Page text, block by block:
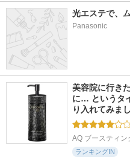
Panasonic
美容院に行き
に… というタ
り入れてみま
AQ ブースティン
ランキングIN